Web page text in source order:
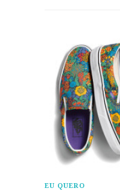
EU QUERO